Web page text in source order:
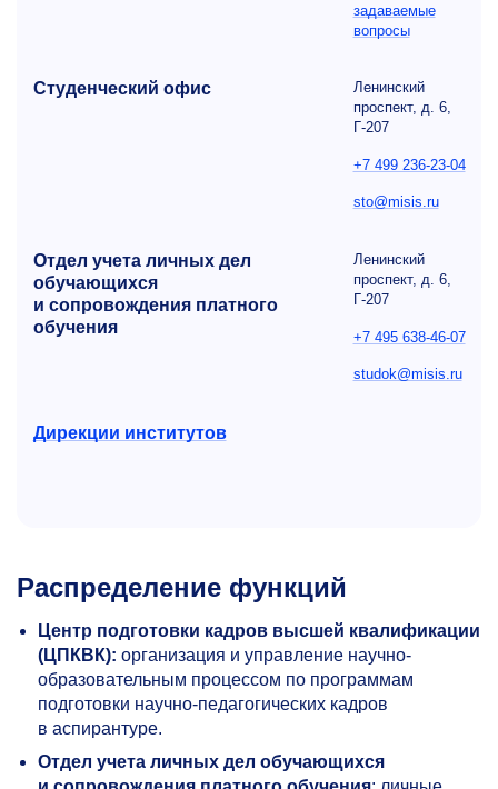
задаваемые
вопросы
Студенческий офис
Ленинский
проспект, д. 6,
Г-207
+7 499 236-23-04
sto@misis.ru
Отдел учета личных дел
обучающихся
и сопровождения платного
обучения
Ленинский
проспект, д. 6,
Г-207
+7 495 638-46-07
studok@misis.ru
Дирекции институтов
Распределение функций
Центр подготовки кадров высшей квалификации
(ЦПКВК):организация и управление научно-
образовательным процессом по программам
подготовки научно-педагогических кадров
в аспирантуре.
Отдел учета личных дел обучающихся